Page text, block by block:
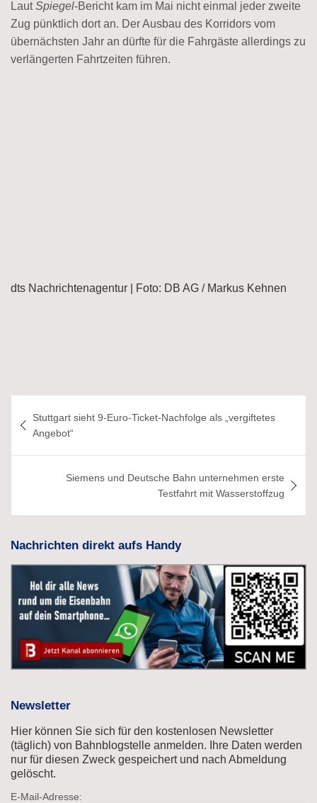
LautSpiegel-Bericht kam im Mai nicht einmal jeder zweite
Zug pünktlich dort an. Der Ausbau des Korridors vom
übernächsten Jahr an dürfte für die Fahrgäste allerdings zu
verlängerten Fahrtzeiten führen.
dts Nachrichtenagentur | Foto: DB AG / Markus Kehnen
Stuttgart sieht 9-Euro-Ticket-Nachfolge als „vergiftetes
Angebot“
Siemens und Deutsche Bahn unternehmen erste
Testfahrt mit Wasserstoffzug
Nachrichten direkt aufs Handy
Newsletter
Hier können Sie sich für den kostenlosen Newsletter
(täglich) von Bahnblogstelle anmelden. Ihre Daten werden
nur für diesen Zweck gespeichert und nach Abmeldung
gelöscht.
E-Mail-Adresse: